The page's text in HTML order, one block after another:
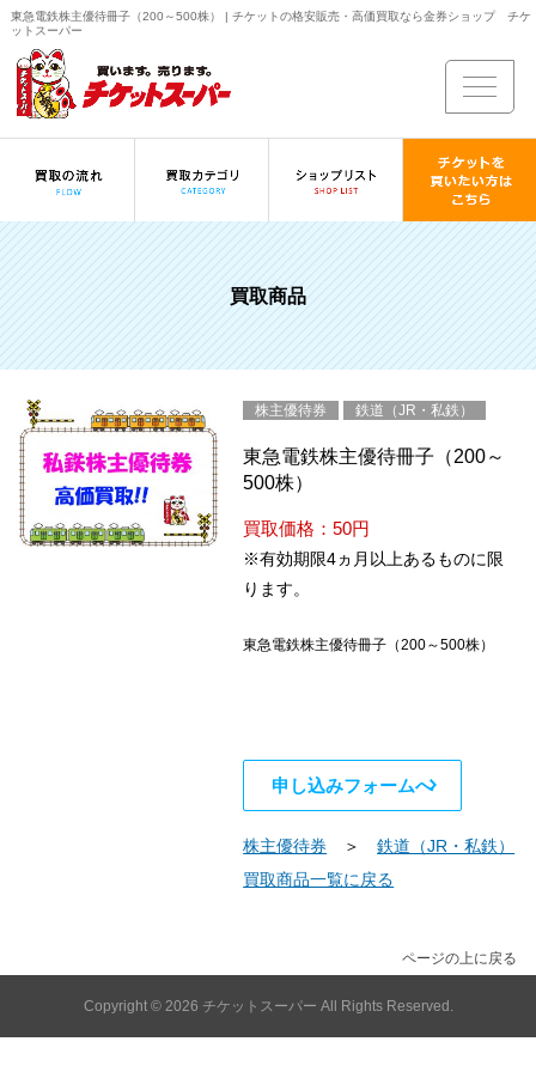
東急電鉄株主優待冊子（200～500株） | チケットの格安販売・高価買取なら金券ショップ チケ
ットスーパー
買取商品
株主優待券 鉄道（JR・私鉄）
東急電鉄株主優待冊子（200～
500株）
買取価格：50円
※有効期限4ヵ月以上あるものに限
ります。
東急電鉄株主優待冊子（200～500株）
申し込みフォームへ
株主優待券 ＞鉄道（JR・私鉄）
買取商品一覧に戻る
ページの上に戻る
Copyright © 2026 チケットスーパー All Rights Reserved.